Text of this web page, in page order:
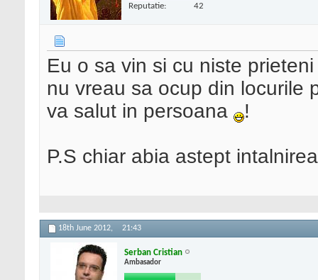
Reputatie: 42
Eu o sa vin si cu niste
nu vreau sa ocup din locurile
va salut in persoana
!
P.S chiar abia astept intalnirea
18th June 2012, 21:43
Serban Cristian
Ambasador